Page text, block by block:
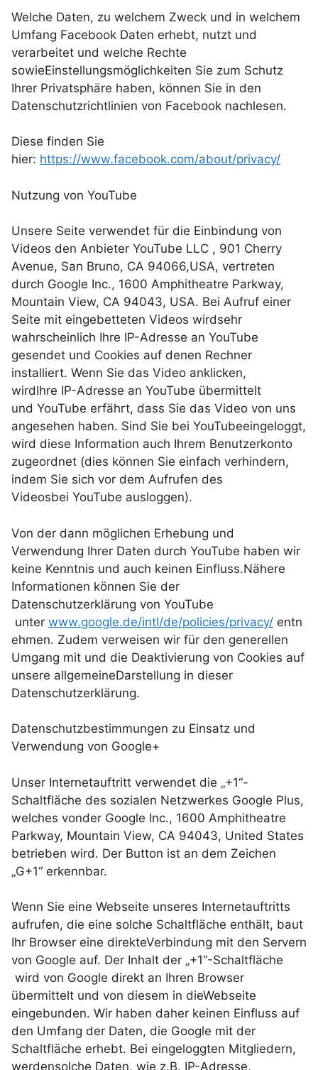
Welche Daten, zu welchem Zweck und in welchem
Umfang Facebook Daten erhebt, nutzt und
verarbeitet und welche Rechte
sowieEinstellungsmöglichkeiten Sie zum Schutz
Ihrer Privatsphäre haben, können Sie in den
Datenschutzrichtlinien von Facebook nachlesen.
Diese finden Sie
hier: https://www.facebook.com/about/privacy/
Nutzung von YouTube
Unsere Seite verwendet für die Einbindung von
Videos den Anbieter YouTube LLC , 901 Cherry
Avenue, San Bruno, CA 94066,USA, vertreten
durch Google Inc., 1600 Amphitheatre Parkway,
Mountain View, CA 94043, USA. Bei Aufruf einer
Seite mit eingebetteten Videos wirdsehr
wahrscheinlich Ihre IP-Adresse an YouTube
gesendet und Cookies auf denen Rechner
installiert. Wenn Sie das Video anklicken,
wirdIhre IP-Adresse an YouTube übermittelt
und YouTube erfährt, dass Sie das Video von uns
angesehen haben. Sind Sie bei YouTubeeingeloggt,
wird diese Information auch Ihrem Benutzerkonto
zugeordnet (dies können Sie einfach verhindern,
indem Sie sich vor dem Aufrufen des
Videosbei YouTube ausloggen).
Von der dann möglichen Erhebung und
Verwendung Ihrer Daten durch YouTube haben wir
keine Kenntnis und auch keinen Einfluss.Nähere
Informationen können Sie der
Datenschutzerklärung von YouTube
unter www.google.de/intl/de/policies/privacy/ entn
ehmen. Zudem verweisen wir für den generellen
Umgang mit und die Deaktivierung von Cookies auf
unsere allgemeineDarstellung in dieser
Datenschutzerklärung.
Datenschutzbestimmungen zu Einsatz und
Verwendung von Google+
Unser Internetauftritt verwendet die „+1“-
Schaltfläche des sozialen Netzwerkes Google Plus,
welches vonder Google Inc., 1600 Amphitheatre
Parkway, Mountain View, CA 94043, United States
betrieben wird. Der Button ist an dem Zeichen
„G+1“ erkennbar.
Wenn Sie eine Webseite unseres Internetauftritts
aufrufen, die eine solche Schaltfläche enthält, baut
Ihr Browser eine direkteVerbindung mit den Servern
von Google auf. Der Inhalt der „+1“-Schaltfläche
wird von Google direkt an Ihren Browser
übermittelt und von diesem in dieWebseite
eingebunden. Wir haben daher keinen Einfluss auf
den Umfang der Daten, die Google mit der
Schaltfläche erhebt. Bei eingeloggten Mitgliedern,
werdensolche Daten, wie z.B. IP-Adresse,